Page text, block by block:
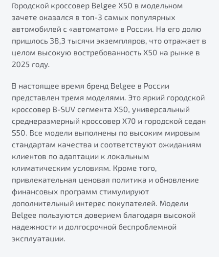
Универсальный кроссовер
от 2 499 990 ₽*
Обзор В наличии
Тест-драйв
Автокредит
Спецпредложения
Преимущества программы
Запись на сервис
Клиентская поддержка
Городской кроссовер Belgee X50 в модельном
зачете оказался в топ-3 самых популярных
автомобилей с «автоматом» в России. На его долю
пришлось 38,3 тысячи экземпляров, что отражает в
целом высокую востребованность Х50 на рынке в
2025 году.
В настоящее время бренд Belgee в России
представлен тремя моделями. Это яркий городской
кроссовер B-SUV сегмента X50, универсальный
среднеразмерный кроссовер X70 и городской седан
S50. Все модели выполнены по высоким мировым
стандартам качества и соответствуют ожиданиям
клиентов по адаптации к локальным
климатическим условиям. Кроме того,
привлекательная ценовая политика и обновление
финансовых программ стимулируют
дополнительный интерес покупателей. Модели
Belgee пользуются доверием благодаря высокой
надежности и долгосрочной беспроблемной
эксплуатации.